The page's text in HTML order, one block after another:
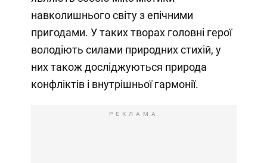
навколишнього світу з епічними
пригодами. У таких творах головні герої
володіють силами природних стихій, у
них також досліджуються природа
конфліктів і внутрішньої гармонії.
РЕКЛАМА